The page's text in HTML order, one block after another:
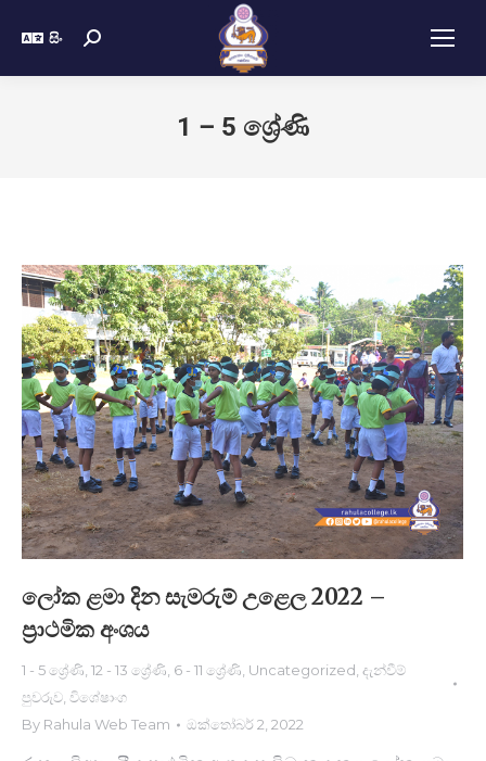
සිං
1 – 5 ශ්‍රේණි
ලෝක ළමා දින සැමරුම් උළෙල 2022 –
ප්‍රාථමික අංශ​ය
1 - 5 ශ්‍රේණි 12 - 13 ශ්‍රේණි 6 - 11 ශ්‍රේණි Uncategorized දැන්වීම්
පුවරුව විශේෂාංග
By Rahula Web Team ඔක්තෝබර් 2, 2022